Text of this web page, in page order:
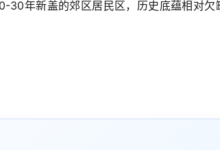
30年新盖的郊区居民区，历史底蕴相对欠